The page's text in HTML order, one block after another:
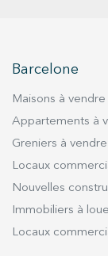
la zone nuit
chambres
vôtre des
salles de
pouvez en
votre style de vie. Et rappelez-
vous
Barcelone
Maisons à
Appartements à
Greniers à
Locaux
Nouvelles
Immobiliers à
Locaux